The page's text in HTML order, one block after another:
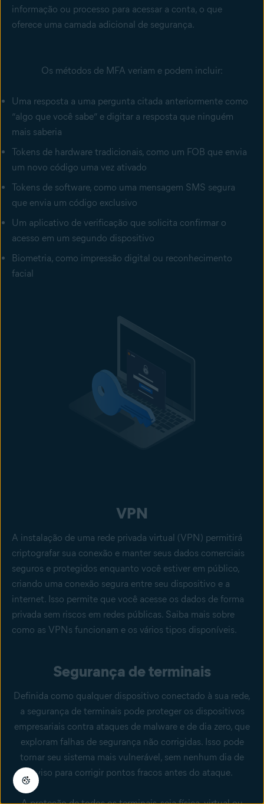
informação ou processo para acessar a conta, o que
oferece uma camada adicional de segurança.
Os métodos de MFA veriam e podem incluir:
Uma resposta a uma pergunta citada anteriormente como
“algo que você sabe” e digitar a resposta que ninguém
mais saberia
Tokens de hardware tradicionais, como um FOB que envia
um novo código uma vez ativado
Tokens de software, como uma mensagem SMS segura
que envia um código exclusivo
Um aplicativo de verificação que solicita confirmar o
acesso em um segundo dispositivo
Biometria, como impressão digital ou reconhecimento
facial
VPN
A instalação de uma rede privada virtual (VPN) permitirá
criptografar sua conexão e manter seus dados comerciais
seguros e protegidos enquanto você estiver em público,
criando uma conexão segura entre seu dispositivo e a
internet. Isso permite que você acesse os dados de forma
privada sem riscos em redes públicas. Saiba mais sobre
como as VPNs funcionam e os vários tipos disponíveis.
Segurança de terminais
Definida como qualquer dispositivo conectado à sua rede,
a segurança de terminais pode proteger os dispositivos
empresariais contra ataques de malware e de dia zero, que
exploram falhas de segurança não corrigidas. Isso pode
tornar seu sistema mais vulnerável, sem nenhum dia de
aviso para corrigir pontos fracos antes do ataque.